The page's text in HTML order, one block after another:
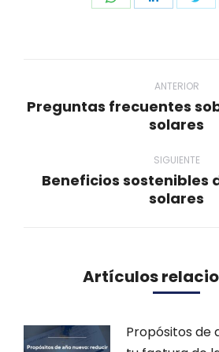
publicaciones
ANTERIOR
Preguntas frecuentes
solares
SIGUIENTE
Beneficios sostenibles
solares
Artículos
Propósitos de